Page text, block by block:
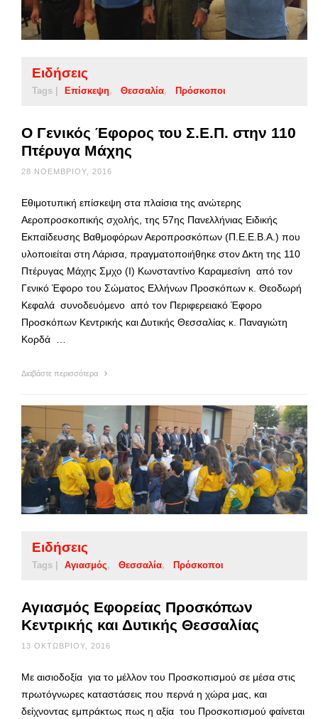
Ειδήσεις
Tags | Επίσκεψη Θεσσαλία Πρόσκοποι
Ο Γενικός Έφορος του Σ.Ε.Π. στην 110
Πτέρυγα Μάχης
28 ΝΟΕΜΒΡΊΟΥ, 2016
Εθιμοτυπική επίσκεψη στα πλαίσια της ανώτερης
Αεροπροσκοπικής σχολής, της 57ης Πανελλήνιας Ειδικής
Εκπαίδευσης Βαθμοφόρων Αεροπροσκόπων (Π.Ε.Ε.Β.Α.) που
υλοποιείται στη Λάρισα, πραγματοποιήθηκε στον Δκτη της 110
Πτέρυγας Μάχης Σμχο (Ι) Κωνσταντίνο Καραμεσίνη από τον
Γενικό Έφορο του Σώματος Ελλήνων Προσκόπων κ. Θεοδωρή
Κεφαλά συνοδευόμενο από τον Περιφερειακό Έφορο
Προσκόπων Κεντρικής και Δυτικής Θεσσαλίας κ. Παναγιώτη
Κορδά …
Διαβάστε περισσότερα
Ειδήσεις
Tags | Αγιασμός Θεσσαλία Πρόσκοποι
Αγιασμός Εφορείας Προσκόπων
Κεντρικής και Δυτικής Θεσσαλίας
13 ΟΚΤΩΒΡΊΟΥ, 2016
Με αισιοδοξία για το μέλλον του Προσκοπισμού σε μέσα στις
πρωτόγνωρες καταστάσεις που περνά η χώρα μας, και
δείχνοντας εμπράκτως πως η αξία του Προσκοπισμού φαίνεται